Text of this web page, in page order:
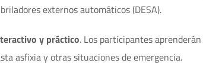
externos automáticos (DESA).
y práctico. Los participantes aprenderán
asfixia y otras situaciones de emergencia.